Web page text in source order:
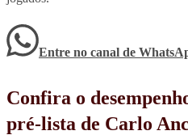
Entre no canal de
Confira o
pré-lista de Carlo